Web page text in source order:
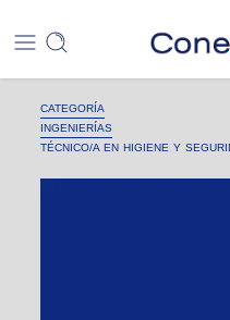
CATEGORÍA
INGENIERÍAS
TÉCNICO/A EN HIGIENE Y